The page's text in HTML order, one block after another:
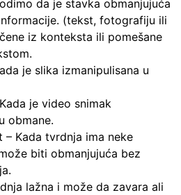
da je stavka obmanjujuća
(tekst, fotografiju ili
iz konteksta ili pomešane
je slika izmanipulisana u
je video snimak
obmane.
– Kada tvrdnja ima neke
biti obmanjujuća bez
lažna i može da zavara ali